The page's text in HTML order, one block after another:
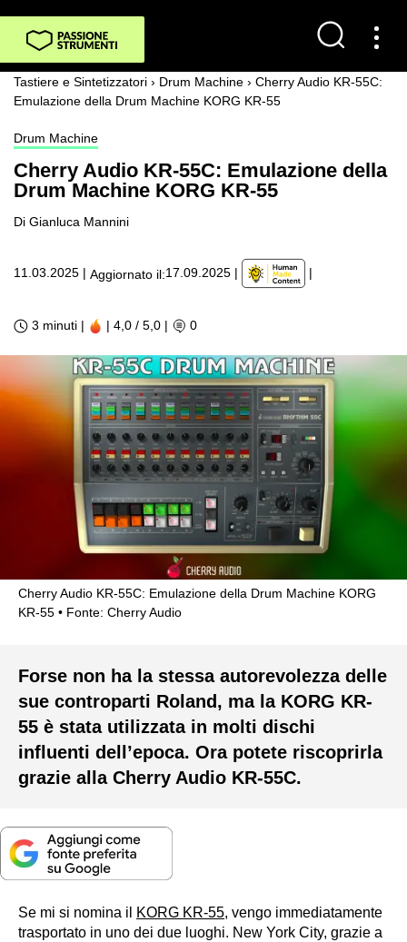
Tastiere e Sintetizzatori › Drum Machine › Cherry Audio KR-55C:
Emulazione della Drum Machine KORG KR-55
Drum Machine
Cherry Audio KR-55C: Emulazione della
Drum Machine KORG KR-55
Di Gianluca Mannini
11.03.2025 | Aggiornato il:17.09.2025 | |
3 minuti | | 4,0 / 5,0 | 0
Cherry Audio KR-55C: Emulazione della Drum Machine KORG
KR-55
Fonte: Cherry Audio
Forse non ha la stessa autorevolezza delle
sue controparti Roland, ma la KORG KR-
55 è stata utilizzata in molti dischi
influenti dell’epoca. Ora potete riscoprirla
grazie alla Cherry Audio KR-55C.
Se mi si nomina il KORG KR-55, vengo immediatamente
trasportato in uno dei due luoghi. New York City, grazie a